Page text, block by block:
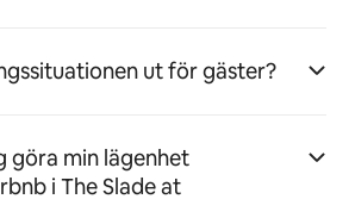
ut för gäster?
göra min lägenhet
i The Slade at